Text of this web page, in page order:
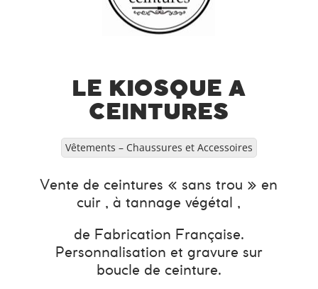
LE KIOSQUE A
CEINTURES
Vêtements – Chaussures et Accessoires
Vente de ceintures « sans trou » en
cuir , à tannage végétal ,
de Fabrication Française.
Personnalisation et gravure sur
boucle de ceinture.